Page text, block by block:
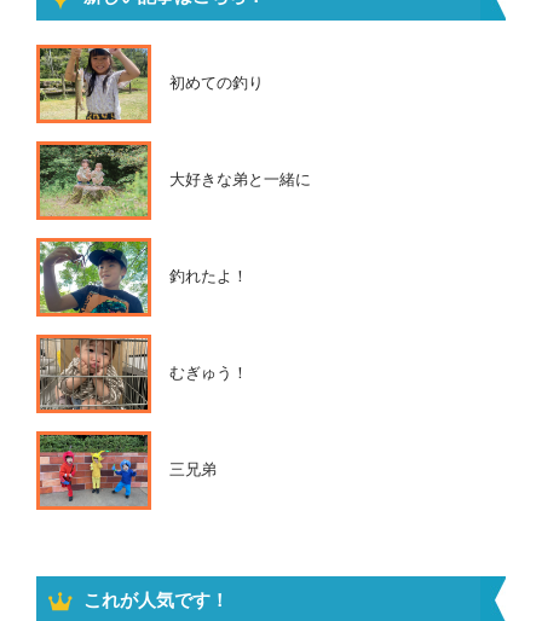
初めての釣り
大好きな弟と一緒に
釣れたよ！
むぎゅう！
三兄弟
これが人気です！